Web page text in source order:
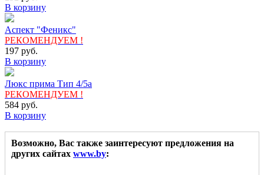
В корзину
Аспект "Феникс"
РЕКОМЕНДУЕМ !
197 руб.
В корзину
Люкс прима Тип 4/5а
РЕКОМЕНДУЕМ !
584 руб.
В корзину
Возможно, Вас также заинтересуют предложения на
других сайтах www.by: